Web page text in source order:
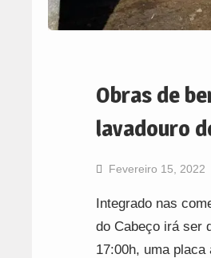
Obras de
lavadouro
Fevereiro 15, 2022
Integrado nas
do Cabeço irá ser
17:00h, uma